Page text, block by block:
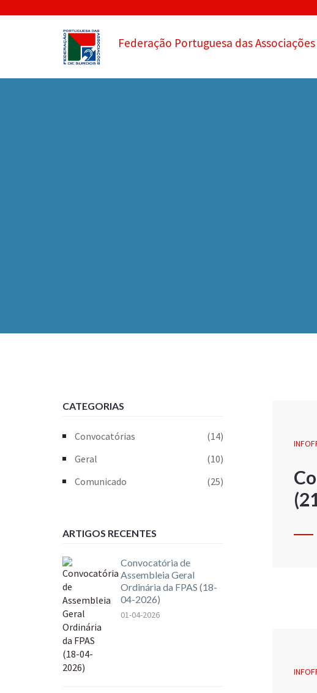
Federação Portuguesa das
CATEGORIAS
Convocatórias
(14)
Geral
(10)
Comunicado
(25)
ARTIGOS RECENTES
Convocatória de
Assembleia Geral
Ordinária da FPAS (18-
04-2026)
01-04-2026